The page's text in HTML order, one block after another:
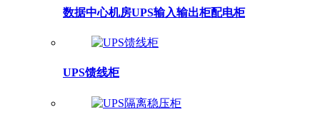
数据中心机房UPS输入输出柜配电柜
UPS馈线柜